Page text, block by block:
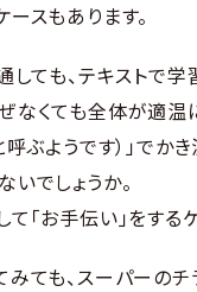
スもあります。
しても、テキストで
くても全体が適温
呼ぶようです）」で
でしょうか。
「お手伝い」をする
ても、スーパーの